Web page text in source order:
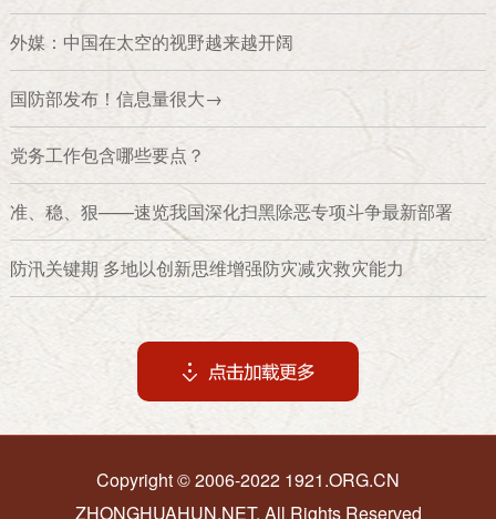
外媒：中国在太空的视野越来越开阔
国防部发布！信息量很大→
党务工作包含哪些要点？
准、稳、狠——速览我国深化扫黑除恶专项斗争最新部署
防汛关键期 多地以创新思维增强防灾减灾救灾能力
Copyright © 2006-2022 1921.ORG.CN
ZHONGHUAHUN.NET, All Rights Reserved